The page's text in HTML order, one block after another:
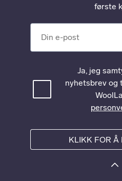
første
Ja, jeg
nyhetsbrev og
KLIKK FOR Å